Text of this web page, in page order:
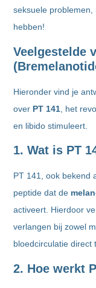
seksuele
hebben!
Veelgestelde
Hieronder vind je
over PT 141 , het
en libido stimuleert.
1. Wat is PT
PT 141, ook bekend
peptide dat de
activeert. Hierdoor
verlangen bij zowel
bloedcirculatie direct
2. Hoe werkt